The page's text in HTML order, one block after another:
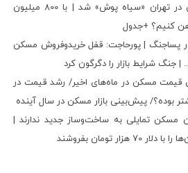
بازار رهن و اجاره مسکن در تهران «سیاه پوش» شد | با 800 میلیون
کنیم؟ +جدول
پساجنگ | پورحاجت: قفل خریدوفروش مسکن
تا ۵۰ درصدی قیمت مسکن در ماه‌های اخیر/ رشد قیمت در
بوده؟/ پیش‌بینی بازار مسکن در سال آینده
مسکن تمایلی به ساخت‌وساز جدید ندارند |
تومان بفروشند